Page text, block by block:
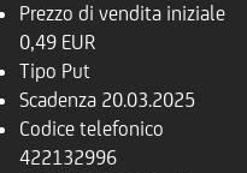
Prezzo di vendita iniziale
0,49 EUR
Tipo Put
Scadenza 20.03.2025
Codice telefonico
422132996